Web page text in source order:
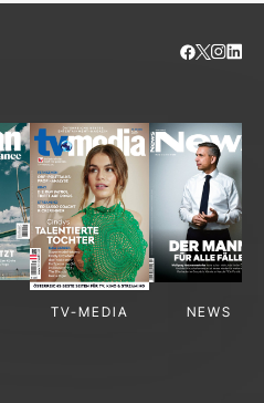
TV-MEDIA NEWS